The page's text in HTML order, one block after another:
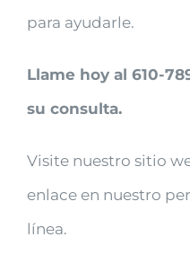
para ayudarle.
Llame hoy al 610-
su consulta.
Visite nuestro sitio
enlace en nuestro
línea.